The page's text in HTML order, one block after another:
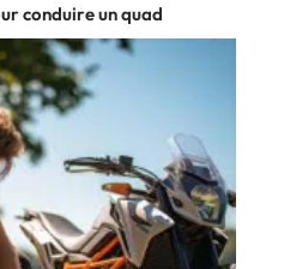
conduire un quad